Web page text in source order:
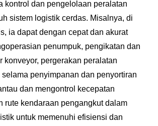
kontrol dan pengelolaan peralatan
sistem logistik cerdas. Misalnya, di
ia dapat dengan cepat dan akurat
penumpuk, pengikatan dan
konveyor, pergerakan peralatan
penyimpanan dan penyortiran
dan mengontrol kecepatan
rute kendaraan pengangkut dalam
untuk memenuhi efisiensi dan